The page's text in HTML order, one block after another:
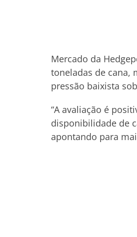
Mercado da
toneladas de cana,
pressão baixista
“A avaliação é
disponibilidade de
apontando para